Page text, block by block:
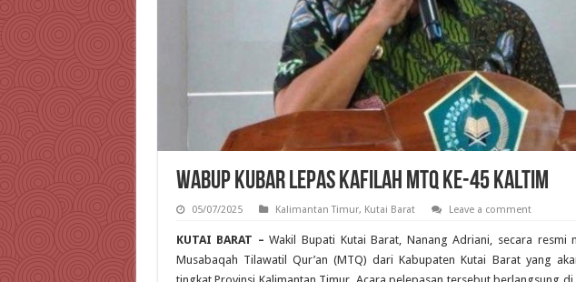
Wabup Kubar Lepas Kafilah MTQ ke-45 Kaltim
05/07/2025 Kalimantan Timur, Kutai Barat Leave a comment
KUTAI BARAT – Wakil Bupati Kutai Barat, Nanang Adriani, secara resmi
Musabaqah Tilawatil Qur’an (MTQ) dari Kabupaten Kutai Barat yang